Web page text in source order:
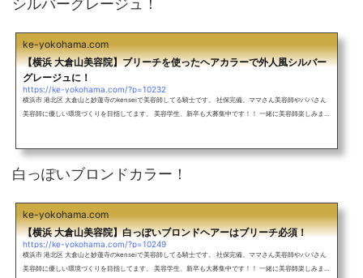
シルバーグレージュ！
ke-yokohama.com
【横浜 大倉山美容院】ブリーチを使ったヘアカラーで外人風シルバー
グレージュに！
https://ke-yokohama.com/?p=10232
横浜市 港北区 大倉山と妙蓮寺のkenseiで美容師してる騎士です。 社保完備。ママさん美容師やパパさん
美容師に優しい環境づくりを目指してます。 美容学生、新卒も大募集中です！！ 一緒に美容師楽しみまし
すとで丸みのある縮毛矯正をしたい！ 超絶お待ちしてます！ メンズも大歓迎！バレイヤージュを使ったレ
ッド系カラー！ミル...
白っぽいブロンドカラー！
ke-yokohama.com
【横浜 大倉山美容院】白っぽいブロンドヘアーはブリーチ必須！
https://ke-yokohama.com/?p=10249
横浜市 港北区 大倉山と妙蓮寺のkenseiで美容師してる騎士です。 社保完備。ママさん美容師やパパさん
美容師に優しい環境づくりを目指してます。 美容学生、新卒も大募集中です！！ 一緒に美容師楽しみまし